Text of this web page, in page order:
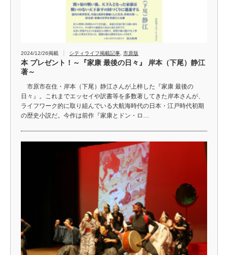
2024/12/26掲載 シティライフ掲載記事 市原版
本 プレゼント！～『家康 最後の日々』 岸本（下尾）静江
著～
市原市在住・岸本（下尾）静江さんが上梓した『家康 最後の
日々』。これまでエッセイや訳書等を多数著してきた岸本さんが、
ライフワーク的に取り組んでいる大航海時代の日本・江戸時代初期
の歴史小説だ。今作は前作『家康とドン・ロ…